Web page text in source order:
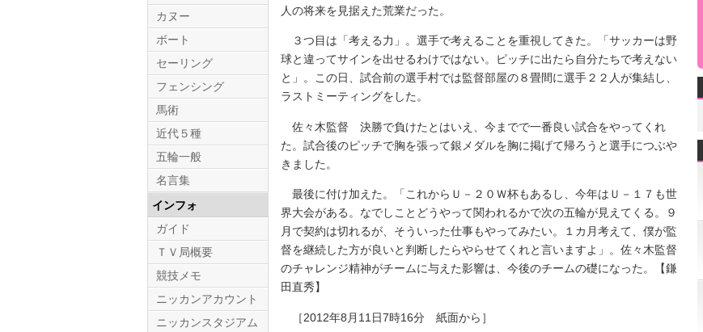
人の将来を見据えた荒業だった。
３つ目は「考える力」。選手で考えることを重視してきた。「サッカーは野
球と違ってサインを出せるわけではない。ピッチに出たら自分たちで考えない
と」。この日、試合前の選手村では監督部屋の８畳間に選手２２人が集結し、
ラストミーティングをした。
佐々木監督 決勝で負けたとはいえ、今までで一番良い試合をやってくれ
た。試合後のピッチで胸を張って銀メダルを胸に掲げて帰ろうと選手につぶや
きました。
最後に付け加えた。「これからＵ－２０Ｗ杯もあるし、今年はＵ－１７も世
界大会がある。なでしことどうやって関われるかで次の五輪が見えてくる。９
月で契約は切れるが、そういった仕事もやってみたい。１カ月考えて、僕が監
督を継続した方が良いと判断したらやらせてくれと言いますよ」。佐々木監督
のチャレンジ精神がチームに与えた影響は、今後のチームの礎になった。【鎌
田直秀】
［2012年8月11日7時16分 紙面から］
カヌー
ボート
セーリング
フェンシング
馬術
近代５種
五輪一般
名言集
インフォ
ガイド
ＴＶ局概要
競技メモ
ニッカンアカウント
ニッカンスタジアム